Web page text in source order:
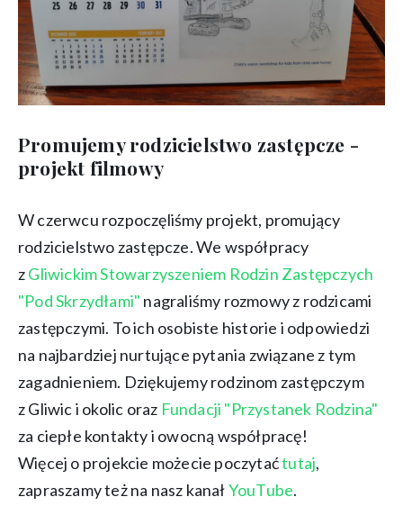
Promujemy rodzicielstwo zastępcze -
projekt filmowy
W czerwcu rozpoczęliśmy projekt, promujący
rodzicielstwo zastępcze. We współpracy
zGliwickim Stowarzyszeniem Rodzin Zastępczych
"Pod Skrzydłami" nagraliśmy rozmowy z rodzicami
zastępczymi. To ich osobiste historie i odpowiedzi
na najbardziej nurtujące pytania związane z tym
zagadnieniem. Dziękujemy rodzinom zastępczym
z Gliwic i okolic oraz Fundacji "Przystanek Rodzina"
za ciepłe kontakty i owocną współpracę!
Więcej o projekcie możecie poczytaćtutaj,
zapraszamy też na nasz kanałYouTube.